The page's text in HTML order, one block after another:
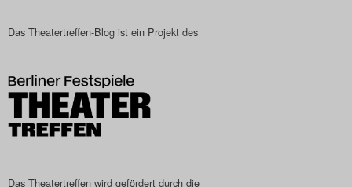
Das Theatertreffen-Blog ist ein Projekt des
Das Theatertreffen wird gefördert durch die